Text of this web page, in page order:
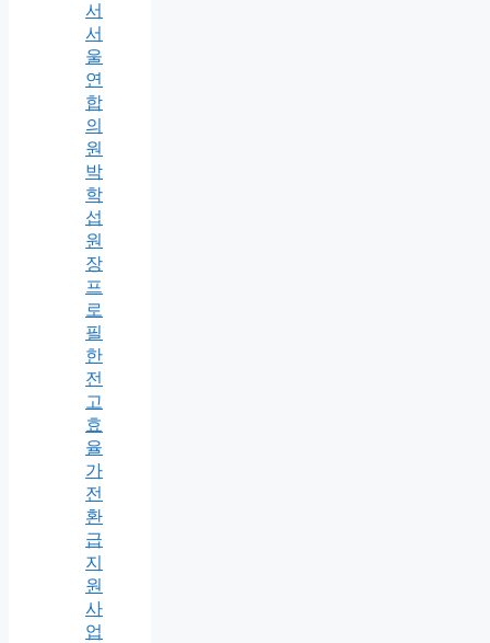
서
서
울
연
합
의
원
박
학
섭
원
장
프
로
필
한
전
고
효
율
가
전
환
급
지
원
사
업